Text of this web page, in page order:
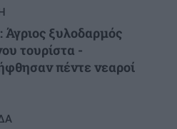
ξυλοδαρμός
τουρίστα -
πέντε νεαροί